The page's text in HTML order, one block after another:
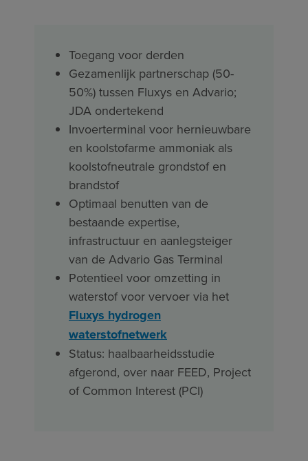
Toegang voor derden
Gezamenlijk partnerschap (50-
50%) tussen Fluxys en Advario;
JDA ondertekend
Invoerterminal voor hernieuwbare
en koolstofarme ammoniak als
koolstofneutrale grondstof en
brandstof
Optimaal benutten van de
bestaande expertise,
infrastructuur en aanlegsteiger
van de Advario Gas Terminal
Potentieel voor omzetting in
waterstof voor vervoer via het
Fluxys hydrogen
waterstofnetwerk
Status: haalbaarheidsstudie
afgerond, over naar FEED, Project
of Common Interest (PCI)